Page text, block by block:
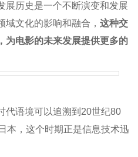
展历史是一个不断演变和发展
域文化的影响和融合， 这种交
为电影的未来发展提供更多的
代语境可以追溯到20世纪80
本，这个时期正是信息技术迅